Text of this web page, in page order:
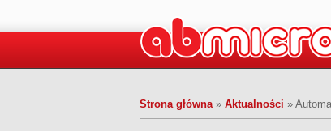
Strona główna» Aktualności »